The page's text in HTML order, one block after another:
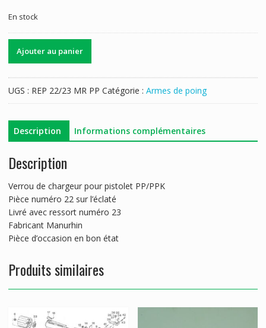
En stock
de
CHARGEUR
PP/PPK
Ajouter au panier
UGS : REP 22/23 MR PP Catégorie : Armes de poing
Description Informations complémentaires
Description
Verrou de chargeur pour pistolet PP/PPK
Pièce numéro 22 sur l’éclaté
Livré avec ressort numéro 23
Fabricant Manurhin
Pièce d’occasion en bon état
Produits similaires